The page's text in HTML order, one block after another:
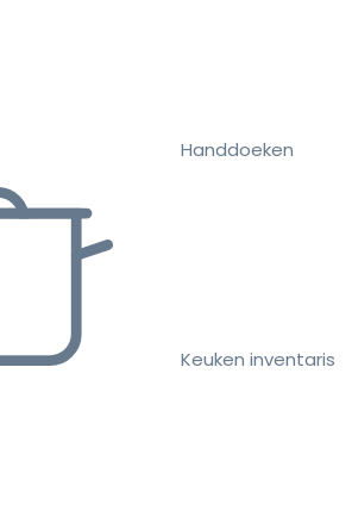
Handdoeken
Keuken inventaris